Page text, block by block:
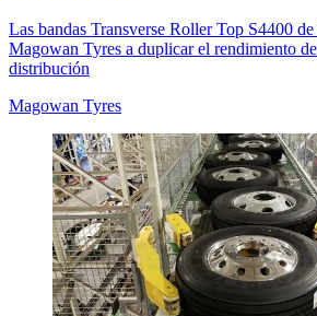
Las bandas Transverse Roller Top S4400
Magowan Tyres a duplicar el rendimiento
distribución
Magowan Tyres